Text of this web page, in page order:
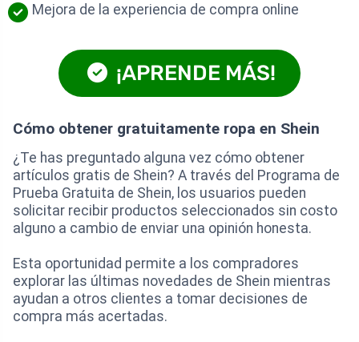
Mejora de la experiencia de compra online
¡APRENDE MÁS!
Cómo obtener gratuitamente ropa en Shein
¿Te has preguntado alguna vez cómo obtener
artículos gratis de Shein? A través del Programa de
Prueba Gratuita de Shein, los usuarios pueden
solicitar recibir productos seleccionados sin costo
alguno a cambio de enviar una opinión honesta.
Esta oportunidad permite a los compradores
explorar las últimas novedades de Shein mientras
ayudan a otros clientes a tomar decisiones de
compra más acertadas.